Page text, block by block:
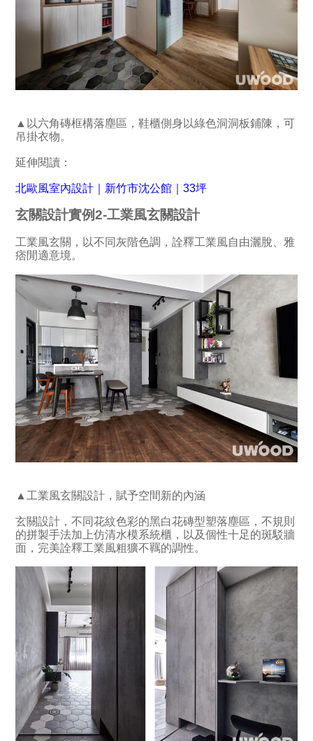
▲以六角磚框構落塵區，鞋櫃側身以綠色洞洞板鋪陳，可
吊掛衣物。
延伸閱讀：
北歐風室內設計｜新竹市沈公館｜33坪
玄關設計實例2-工業風玄關設計
工業風玄關，以不同灰階色調，詮釋工業風自由灑脫、雅
痞閒適意境。
▲工業風玄關設計，賦予空間新的內涵
玄關設計，不同花紋色彩的黑白花磚型塑落塵區，不規則
的拼製手法加上仿清水模系統櫃，以及個性十足的斑駁牆
面，完美詮釋工業風粗獷不羈的調性。